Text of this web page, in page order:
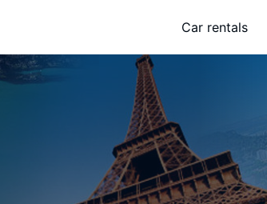
Car rentals